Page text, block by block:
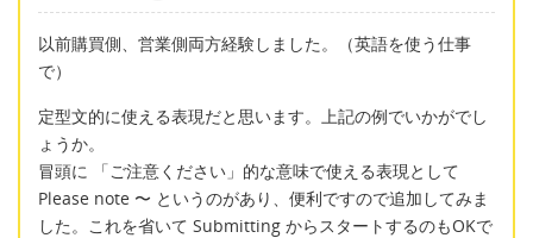
以前購買側、営業側両方経験しました。（英語を使う仕事
で）
定型文的に使える表現だと思います。上記の例でいかがでし
ょうか。
冒頭に 「ご注意ください」的な意味で使える表現として
Please note 〜 というのがあり、便利ですので追加してみま
した。これを省いて Submitting からスタートするのもOKで